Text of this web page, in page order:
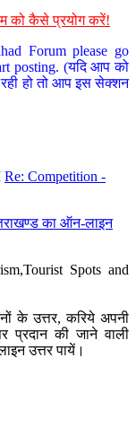
को कैसे प्रयोग करें!
Forum please go
posting. (यदि आप को
रही हो तो आप इस सेक्शन
Re: Competition -
का ऑन-लाइन
Spots and
के उत्तर, करिये अपनी
पर प्रदान की जाने वाली
उत्तर पायें।